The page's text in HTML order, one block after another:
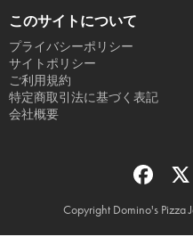
このサイトについて
プライバシーポリシー
サイトポリシー
ご利用規約
特定商取引法に基づく表記
会社概要
Copyright Domino's Pizza